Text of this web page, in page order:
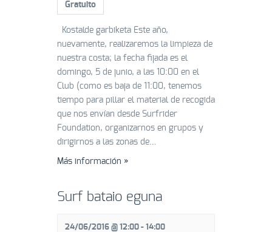
Gratuito
Kostalde garbiketa Este año,
nuevamente, realizaremos la limpieza de
nuestra costa; la fecha fijada es el
domingo, 5 de junio, a las 10:00 en el
Club (como es baja de 11:00, tenemos
tiempo para pillar el material de recogida
que nos envían desde Surfrider
Foundation, organizarnos en grupos y
dirigirnos a las zonas de…
Más información »
Surf bataio eguna
24/06/2016 @ 12:00 - 14:00